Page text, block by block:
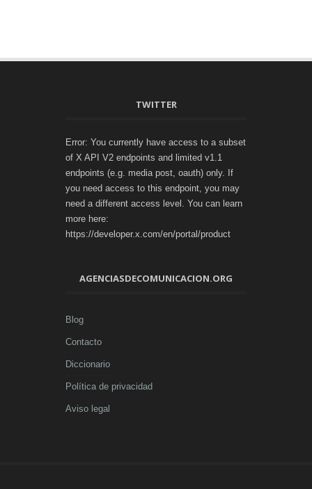
TWITTER
Error: You currently have access to a subset
of X API V2 endpoints and limited v1.1
endpoints (e.g. media post, oauth) only. If
you need access to this endpoint, you may
need a different access level. You can learn
more here:
https://developer.x.com/en/portal/product
AGENCIASDECOMUNICACION.ORG
Blog
Contacto
Diccionario
Política de privacidad
Aviso legal